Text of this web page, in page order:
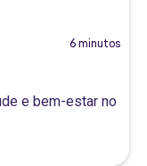
6 minutos
e bem-estar no